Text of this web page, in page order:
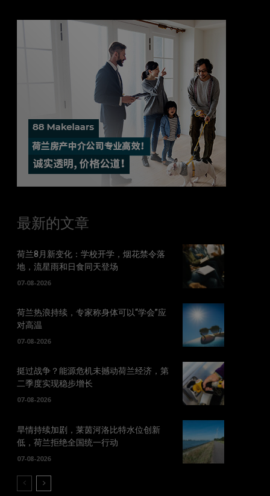
最新的文章
荷兰8月新变化：学校开学，烟花禁令落
地，流星雨和日食同天登场
07-08-2026
荷兰热浪持续，专家称身体可以“学会”应
对高温
07-08-2026
挺过战争？能源危机未撼动荷兰经济，第
二季度实现稳步增长
07-08-2026
旱情持续加剧，莱茵河洛比特水位创新
低，荷兰拒绝全国统一行动
07-08-2026